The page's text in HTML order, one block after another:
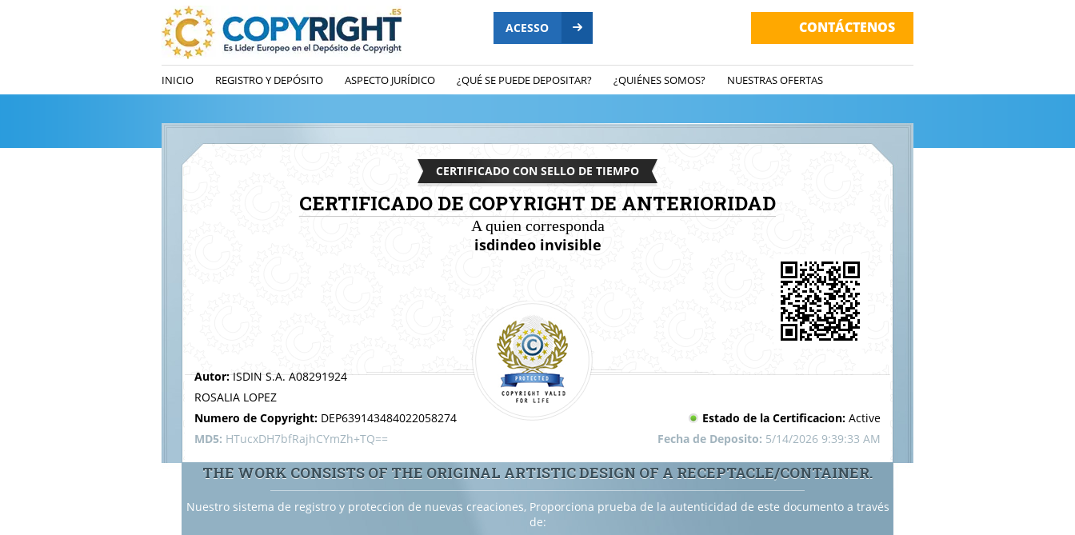
ACESSO CONTÁCTENOS
INICIO REGISTRO Y DEPÓSITO ASPECTO JURÍDICO ¿QUÉ SE PUEDE DEPOSITAR? ¿QUIÉNES SOMOS? NUESTRAS OFERTAS
CERTIFICADO CON SELLO DE TIEMPO
CERTIFICADO DE COPYRIGHT DE ANTERIORIDAD
A quien corresponda
isdindeo invisible
Autor: ISDIN S.A. A08291924
ROSALIA LOPEZ
Numero de Copyright: DEP639143484022058274
MD5: HTucxDH7bfRajhCYmZh+TQ==
Estado de la Certificacion: Active
Fecha de Deposito: 5/14/2026 9:39:33 AM
THE WORK CONSISTS OF THE ORIGINAL ARTISTIC DESIGN OF A RECEPTACLE/CONTAINER.
Nuestro sistema de registro y proteccion de nuevas creaciones, Proporciona prueba de la autenticidad de este documento a través
de: